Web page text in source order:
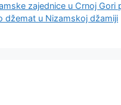
zajednice u Crnoj Gori
džemat u Nizamskoj džamiji